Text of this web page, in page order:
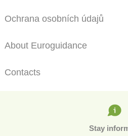
Ochrana osobních údajů
About Euroguidance
Contacts
Stay